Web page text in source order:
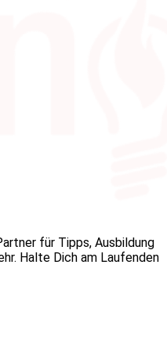
für Tipps, Ausbildung
Halte Dich am Laufenden